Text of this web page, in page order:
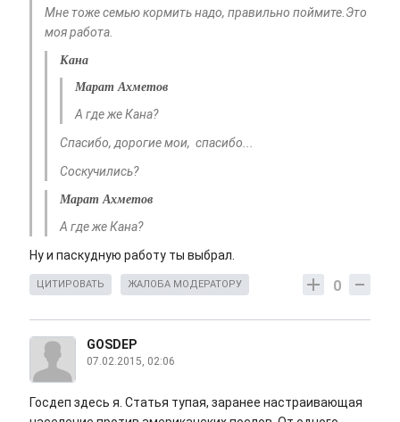
Мне тоже семью кормить надо, правильно поймите.Это
моя работа.
Кана
Марат Ахметов
А где же Кана?
Спасибо, дорогие мои, спасибо...
Соскучились?
Марат Ахметов
А где же Кана?
Ну и паскудную работу ты выбрал.
0
ЦИТИРОВАТЬ ЖАЛОБА МОДЕРАТОРУ
GOSDEP
07.02.2015, 02:06
Госдеп здесь я. Статья тупая, заранее настраивающая